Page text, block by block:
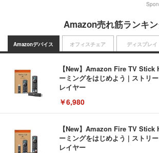
Amazon売れ筋ランキ
Amazonデバイス
【New】Amazon Fire TV Stick
ーミングをはじめよう | ストリ
レイヤー
￥6,980
【New】Amazon Fire TV Stick
ーミングをはじめよう | ストリ
レイヤー
オフィスチェア ディスプレイ